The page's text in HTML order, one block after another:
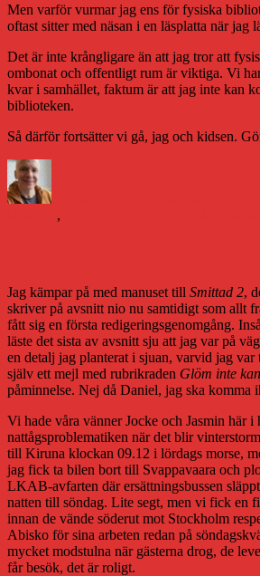
Men varför vurmar jag ens för fysiska
oftast sitter med näsan i en läsplatta när jag
Det är inte krångligare än att jag tror att
ombonat och offentligt rum är viktiga. Vi
kvar i samhället, faktum är att jag inte kan
biblioteken.
Så därför fortsätter vi gå, jag och kidsen.
,
Jag kämpar på med manuset till Smittad 2,
skriver på avsnitt nio nu samtidigt som allt
fått sig en första redigeringsgenomgång.
läste det sista av avsnitt sju att jag var på
en detalj jag planterat i sjuan, varvid jag
själv ett mejl med rubrikraden Glöm inte
påminnelse. Nej då Daniel, jag ska komma
Vi hade våra vänner Jocke och Jasmin här i
nattågsproblematiken när det blir
till Kiruna klockan 09.12 i lördags morse,
jag fick ta bilen bort till Svappavaara och
LKAB-avfarten där ersättningsbussen
natten till söndag. Lite segt, men vi fick en
innan de vände söderut mot Stockholm
Abisko för sina arbeten redan på
mycket modstulna när gästerna drog, de
får besök, det är roligt.